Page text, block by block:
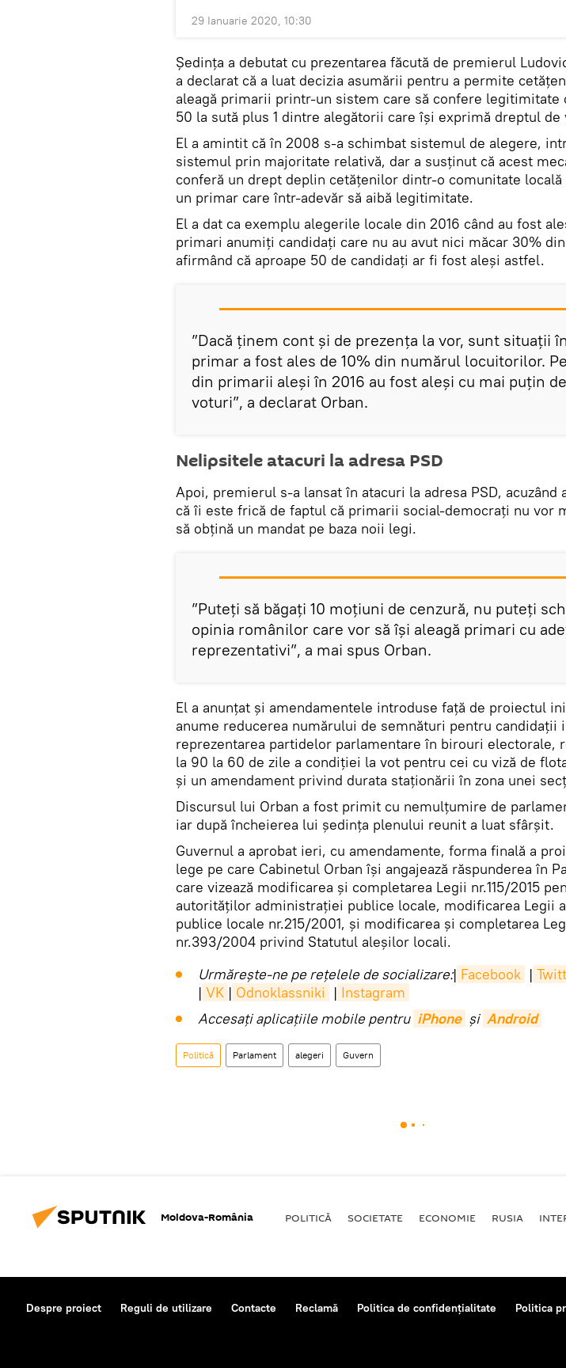
29 Ianuarie 2020, 10:30
Ședința a debutat cu prezentarea făcută de premierul
a declarat că a luat decizia asumării pentru a permite
aleagă primarii printr-un sistem care să confere legitimitate
50 la sută plus 1 dintre alegătorii care își exprimă dreptul de
El a amintit că în 2008 s-a schimbat sistemul de alegere,
sistemul prin majoritate relativă, dar a susținut că acest
conferă un drept deplin cetățenilor dintr-o comunitate locală
un primar care într-adevăr să aibă legitimitate.
El a dat ca exemplu alegerile locale din 2016 când au fost
primari anumiți candidați care nu au avut nici măcar 30%
afirmând că aproape 50 de candidați ar fi fost aleși astfel.
”Dacă ținem cont și de prezența la vor, sunt situații
primar a fost ales de 10% din numărul locuitorilor.
din primarii aleși în 2016 au fost aleși cu mai puțin
voturi”, a declarat Orban.
Nelipsitele atacuri la adresa PSD
Apoi, premierul s-a lansat în atacuri la adresa PSD, acuzând
că îi este frică de faptul că primarii social-democrați nu vor
să obțină un mandat pe baza noii legi.
”Puteți să băgați 10 moțiuni de cenzură, nu puteți
opinia românilor care vor să își aleagă primari cu
reprezentativi”, a mai spus Orban.
El a anunțat și amendamentele introduse față de proiectul
anume reducerea numărului de semnături pentru candidații
reprezentarea partidelor parlamentare în birouri electorale,
la 90 la 60 de zile a condiției la vot pentru cei cu viză de
și un amendament privind durata staționării în zona unei
Discursul lui Orban a fost primit cu nemulțumire de
iar după încheierea lui ședința plenului reunit a luat sfârșit.
Guvernul a aprobat ieri, cu amendamente, forma finală a
lege pe care Cabinetul Orban îşi angajează răspunderea în
care vizează modificarea şi completarea Legii nr.115/2015
autorităţilor administraţiei publice locale, modificarea Legii
publice locale nr.215/2001, şi modificarea şi completarea
nr.393/2004 privind Statutul aleşilor locali.
Urmărește-ne pe rețelele de socializare:| Facebook |
| VK | Odnoklassniki | Instagram
Accesaţi aplicaţiile mobile pentru iPhone și Android
Politică Parlament alegeri Guvern
Moldova-România POLITICĂ SOCIETATE ECONOMIE RUSIA
Despre proiect Reguli de utilizare Contacte Reclamă Politica de confidențialitate Politica